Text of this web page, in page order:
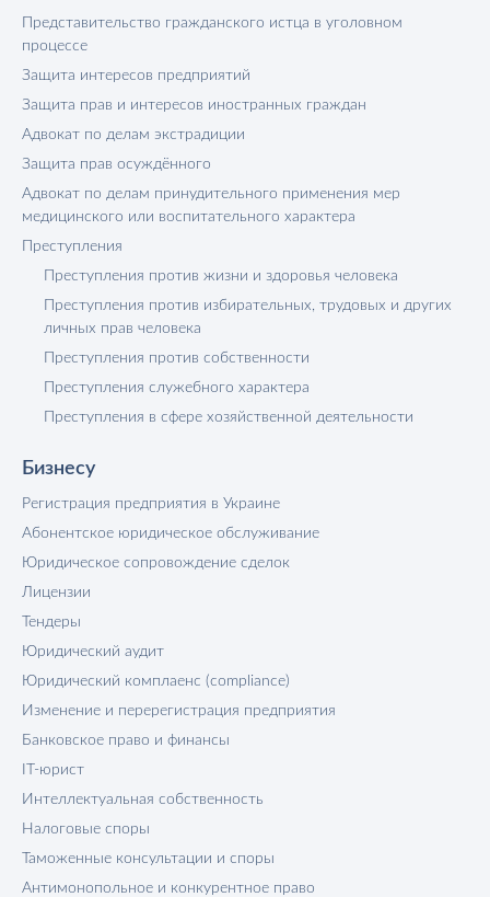
Представительство гражданского истца в уголовном
процессе
Защита интересов предприятий
Защита прав и интересов иностранных граждан
Адвокат по делам экстрадиции
Защита прав осуждённого
Адвокат по делам принудительного применения мер
медицинского или воспитательного характера
Преступления
Преступления против жизни и здоровья человека
Преступления против избирательных, трудовых и других
личных прав человека
Преступления против собственности
Преступления служебного характера
Преступления в сфере хозяйственной деятельности
Бизнесу
Регистрация предприятия в Украине
Абонентское юридическое обслуживание
Юридическое сопровождение сделок
Лицензии
Тендеры
Юридический аудит
Юридический комплаенс (compliance)
Изменение и перерегистрация предприятия
Банковское право и финансы
IT-юрист
Интеллектуальная собственность
Налоговые споры
Таможенные консультации и споры
Антимонопольное и конкурентное право